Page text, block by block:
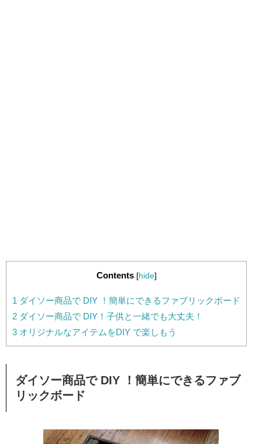
Contents [hide]
1 ダイソー商品で DIY ！簡単にできるファブリックボード
2 ダイソー商品で DIY！子供と一緒でも大丈夫！
3 オリジナルなアイテムをDIY で楽しもう
ダイソー商品で DIY ！ 簡単にできるファブ
リックボード